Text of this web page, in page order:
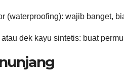
(waterproofing): wajib banget,
dek kayu sintetis: buat